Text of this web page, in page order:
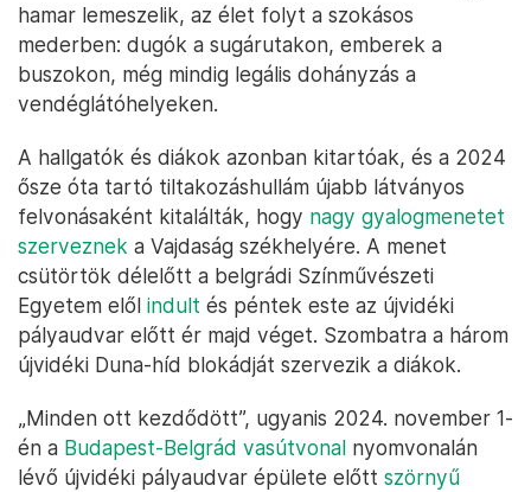
hamar lemeszelik, az élet folyt a szokásos
mederben: dugók a sugárutakon, emberek a
buszokon, még mindig legális dohányzás a
vendéglátóhelyeken.
A hallgatók és diákok azonban kitartóak, és a 2024
ősze óta tartó tiltakozáshullám újabb látványos
felvonásaként kitalálták, hogy nagy gyalogmenetet
szerveznek a Vajdaság székhelyére. A menet
csütörtök délelőtt a belgrádi Színművészeti
Egyetem elől indult és péntek este az újvidéki
pályaudvar előtt ér majd véget. Szombatra a három
újvidéki Duna-híd blokádját szervezik a diákok.
„Minden ott kezdődött”, ugyanis 2024. november 1-
én a Budapest-Belgrád vasútvonal nyomvonalán
lévő újvidéki pályaudvar épülete előtt szörnyű